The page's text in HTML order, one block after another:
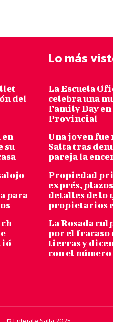
del
en
su
para
Lo más
La Escuela
celebra una
Family Day
Provincial
Una joven fue
Salta tras
pareja la
Propiedad
exprés,
detalles de lo
propietarios
La Rosada
por el fracaso
tierras y
con el número